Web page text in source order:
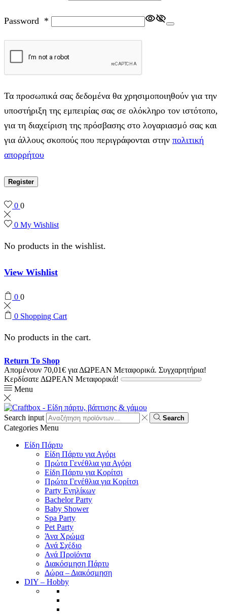
Password *
Τα προσωπικά σας δεδομένα θα χρησιμοποιηθούν για την
υποστήριξη της εμπειρίας σας σε ολόκληρο τον ιστότοπο,
για τη διαχείριση της πρόσβασης στο λογαριασμό σας και
για άλλους σκοπούς που περιγράφονται στην πολιτική
απορρήτου
Register
0 0
0 My Wishlist
No products in the wishlist.
View Wishlist
0 0
0 Shopping Cart
No products in the cart.
Return To Shop
Απομένουν 70,01€ για ΔΩΡΕΑΝ Μεταφορικά. Συγχαρητήρια!
Κερδίσατε ΔΩΡΕΑΝ Μεταφορικά!
Menu
Search input Search
Categories Menu
Είδη Πάρτυ
Είδη Πάρτυ για Αγόρι
Πρώτα Γενέθλια για Αγόρι
Είδη Πάρτυ για Κορίτσι
Πρώτα Γενέθλια για Κορίτσι
Party Ενηλίκων
Bachelor Party
Baby Shower
Spa Party
Pet Party
Άνα Χρώμα
Ανά Σχέδιο
Ανά Προϊόντα
Διακόσμηση Πάρτυ
Δώρα – Διακόσμηση
DIY – Hobby